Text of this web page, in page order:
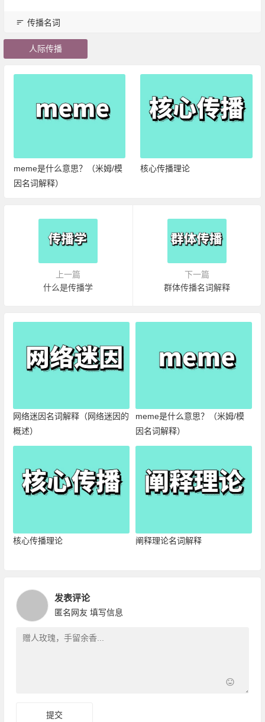
传播名词
人际传播
meme是什么意思？（米姆/模
因名词解释）
核心传播理论
上一篇
什么是传播学
下一篇
群体传播名词解释
网络迷因名词解释（网络迷因的
概述）
meme是什么意思？（米姆/模
因名词解释）
核心传播理论 阐释理论名词解释
发表评论
匿名网友 填写信息